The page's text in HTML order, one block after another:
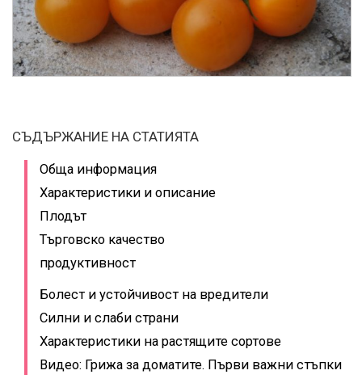
СЪДЪРЖАНИЕ НА СТАТИЯТА
Обща информация
Характеристики и описание
Плодът
Търговско качество
продуктивност
Болест и устойчивост на вредители
Силни и слаби страни
Характеристики на растящите сортове
Видео: Грижа за доматите. Първи важни стъпки